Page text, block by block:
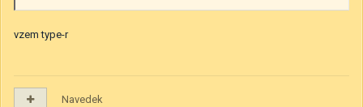
vzem type-r
Navedek